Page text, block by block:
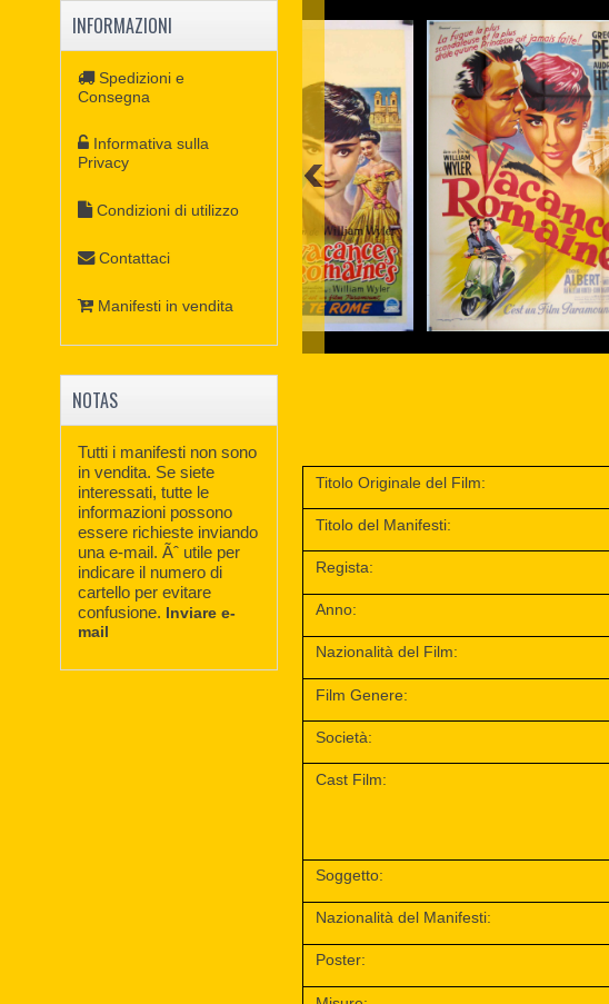
Titolo Originale del Film:
Titolo del Manifesti:
Regista:
Anno:
Nazionalità del Film:
Film Genere:
Società:
Cast Film:
Soggetto:
Nazionalità del Manifesti:
Poster:
INFORMAZIONI
Spedizioni e
Consegna
Informativa sulla
Privacy
Condizioni di utilizzo
Contattaci
Manifesti in vendita
NOTAS
Tutti i manifesti non sono
in vendita. Se siete
interessati, tutte le
informazioni possono
essere richieste inviando
una e-mail. Ãˆ utile per
indicare il numero di
cartello per evitare
confusione. Inviare e-
mail